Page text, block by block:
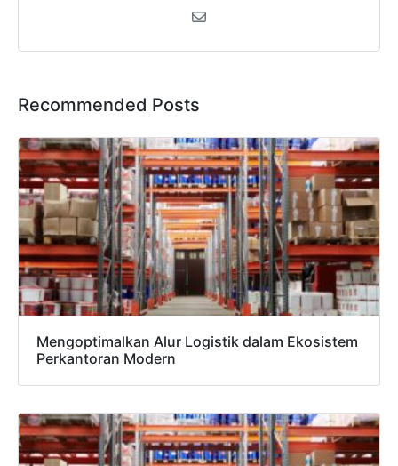
Recommended Posts
Mengoptimalkan Alur Logistik dalam Ekosistem
Perkantoran Modern